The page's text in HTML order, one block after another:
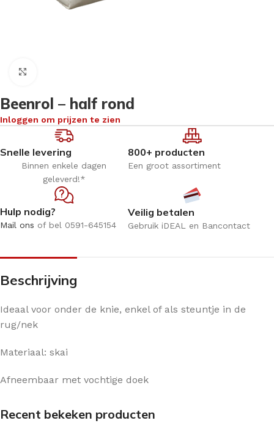
Beenrol – half rond
Inloggen om prijzen te zien
Snelle levering
Binnen enkele dagen
geleverd!*
800+ producten
Een groot assortiment
Hulp nodig?
Mail ons of bel 0591-645154
Veilig betalen
Gebruik iDEAL en Bancontact
Beschrijving
Ideaal voor onder de knie, enkel of als steuntje in de
rug/nek
Materiaal: skai
Afneembaar met vochtige doek
Recent bekeken producten